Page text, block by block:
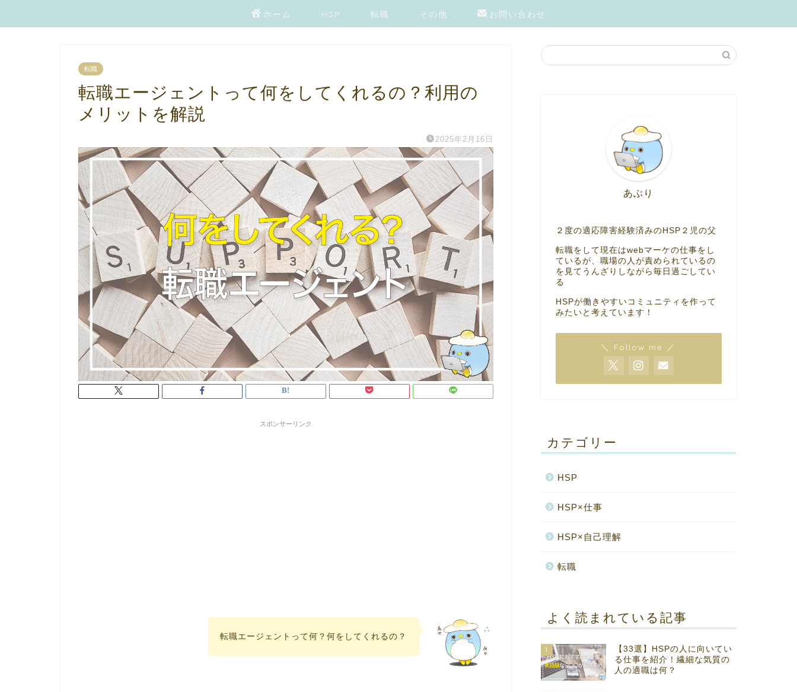
ホーム HSP 転職 その他 お問い合わせ
転職
転職エージェントって何をしてくれるの？利用の
メリットを解説
2025年2月16日
スポンサーリンク
転職エージェントって何？何をしてくれるの？
あぶり
２度の適応障害経験済みのHSP２児の父
転職をして現在はwebマーケの仕事をし
ているが、職場の人が責められているの
を見てうんざりしながら毎日過ごしてい
る
HSPが働きやすいコミュニティを作って
みたいと考えています！
＼ Follow me ／
カテゴリー
HSP
HSP×仕事
HSP×自己理解
転職
よく読まれている記事
1
【33選】HSPの人に向いてい
る仕事を紹介！繊細な気質の
人の適職は何？